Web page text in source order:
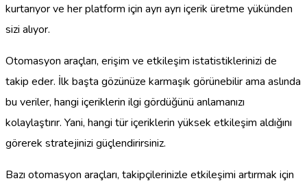
kurtarıyor ve her platform için ayrı ayrı içerik üretme yükünden
sizi alıyor.
Otomasyon araçları, erişim ve etkileşim istatistiklerinizi de
takip eder. İlk başta gözünüze karmaşık görünebilir ama aslında
bu veriler, hangi içeriklerin ilgi gördüğünü anlamanızı
kolaylaştırır. Yani, hangi tür içeriklerin yüksek etkileşim aldığını
görerek stratejinizi güçlendirirsiniz.
Bazı otomasyon araçları, takipçilerinizle etkileşimi artırmak için